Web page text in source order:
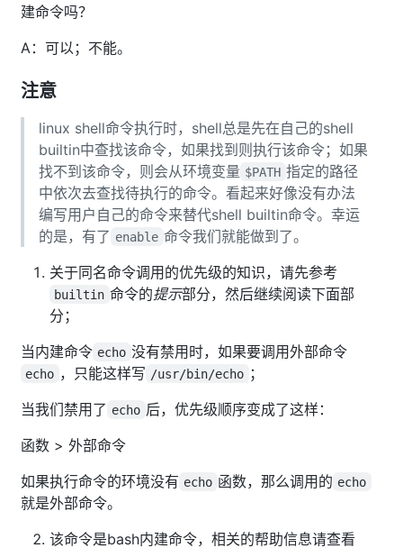
建命令吗？
A：可以；不能。
注意
linux shell命令执行时，shell总是先在自己的shell
builtin中查找该命令，如果找到则执行该命令；如果
找不到该命令，则会从环境变量 $PATH 指定的路径
中依次去查找待执行的命令。看起来好像没有办法
编写用户自己的命令来替代shell builtin命令。幸运
的是，有了 enable 命令我们就能做到了。
关于同名命令调用的优先级的知识，请先参考
builtin 命令的提示部分，然后继续阅读下面部
分；
当内建命令 echo 没有禁用时，如果要调用外部命令
echo ，只能这样写 /usr/bin/echo ；
当我们禁用了 echo 后，优先级顺序变成了这样：
函数 > 外部命令
如果执行命令的环境没有 echo 函数，那么调用的 echo
就是外部命令。
该命令是bash内建命令，相关的帮助信息请查看